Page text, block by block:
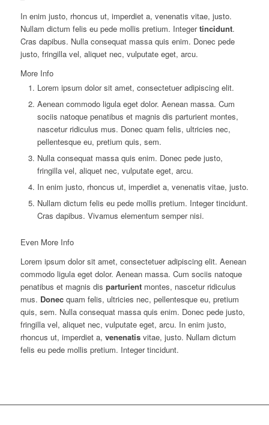
In enim justo, rhoncus ut, imperdiet a, venenatis vitae, justo.
Nullam dictum felis eu pede mollis pretium. Integertincidunt.
Cras dapibus. Nulla consequat massa quis enim. Donec pede
justo, fringilla vel, aliquet nec, vulputate eget, arcu.
More Info
Lorem ipsum dolor sit amet, consectetuer adipiscing elit.
Aenean commodo ligula eget dolor. Aenean massa. Cum
sociis natoque penatibus et magnis dis parturient montes,
nascetur ridiculus mus. Donec quam felis, ultricies nec,
pellentesque eu, pretium quis, sem.
Nulla consequat massa quis enim. Donec pede justo,
fringilla vel, aliquet nec, vulputate eget, arcu.
In enim justo, rhoncus ut, imperdiet a, venenatis vitae, justo.
Nullam dictum felis eu pede mollis pretium. Integer tincidunt.
Cras dapibus. Vivamus elementum semper nisi.
Even More Info
Lorem ipsum dolor sit amet, consectetuer adipiscing elit. Aenean
commodo ligula eget dolor. Aenean massa. Cum sociis natoque
penatibus et magnis dis parturientmontes, nascetur ridiculus
mus. Donecquam felis, ultricies nec, pellentesque eu, pretium
quis, sem. Nulla consequat massa quis enim. Donec pede justo,
fringilla vel, aliquet nec, vulputate eget, arcu. In enim justo,
rhoncus ut, imperdiet a, venenatisvitae, justo. Nullam dictum
felis eu pede mollis pretium. Integer tincidunt.